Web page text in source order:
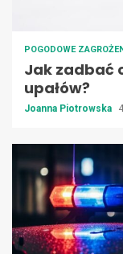
POGODOWE
Jak zadbać
upałów?
Joanna Piotrowska